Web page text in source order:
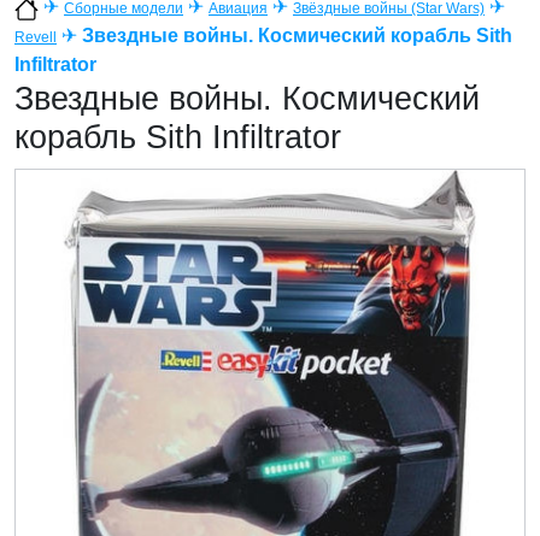
✈ Сборные модели ✈ Авиация ✈ Звёздные войны (Star Wars) ✈
Revell ✈ Звездные войны. Космический корабль Sith
Infiltrator
Звездные войны. Космический
корабль Sith Infiltrator